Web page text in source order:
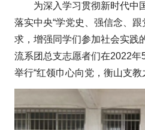
为深入学习贯彻新时代中
落实中央“学党史、强信念、
求，增强同学们参加社会实践
流系团总支志愿者们在2022
举行“红领巾心向党，衡山支教